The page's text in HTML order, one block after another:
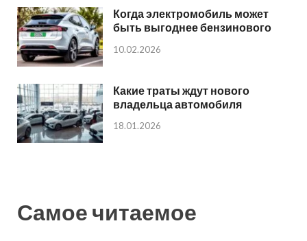
Когда электромобиль может
быть выгоднее бензинового
10.02.2026
Какие траты ждут нового
владельца автомобиля
18.01.2026
Самое читаемое